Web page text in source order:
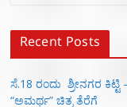
Recent Posts
ಸೆ.18 ರಂದು ಶ್ರೀನಗರ
“ಅಮರ್ಥ” ಚಿತ್ರ ತೆರೆಗೆ